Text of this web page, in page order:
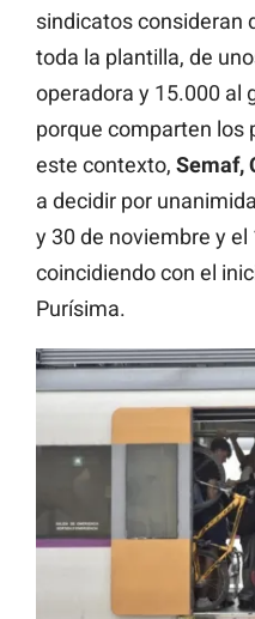
sindicatos consideran
toda la plantilla, de
operadora y 15.000 al
porque comparten los
este contexto, Semaf,
a decidir por
y 30 de noviembre y el
coincidiendo con el
Purísima.